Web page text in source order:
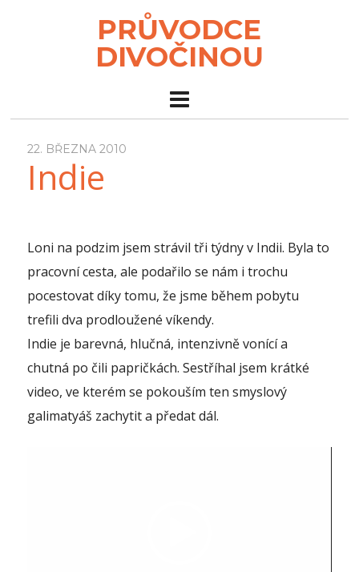
PRŮVODCE
DIVOČINOU
22. BŘEZNA 2010
Indie
Loni na podzim jsem strávil tři týdny v Indii. Byla to
pracovní cesta, ale podařilo se nám i trochu
pocestovat díky tomu, že jsme během pobytu
trefili dva prodloužené víkendy.
Indie je barevná, hlučná, intenzivně vonící a
chutná po čili papričkách. Sestříhal jsem krátké
video, ve kterém se pokouším ten smyslový
galimatyáš zachytit a předat dál.